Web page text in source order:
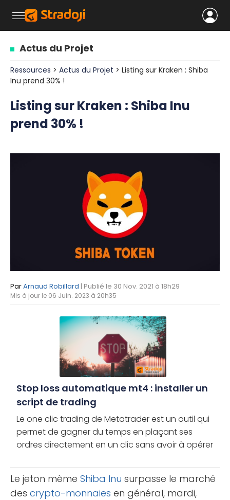
Actus du Projet
Ressources > Actus du Projet > Listing sur Kraken : Shiba
Inu prend 30% !
Listing sur Kraken : Shiba Inu
prend 30% !
ParArnaud Robillard | Publié le 30 Nov. 2021 à 18h29
Mis à jour le 06 Juin. 2023 à 20h35
Stop loss automatique mt4 : installer un
script de trading
Le one clic trading de Metatrader est un outil qui
permet de gagner du temps en plaçant ses
ordres directement en un clic sans avoir à opérer
Le jeton mème Shiba Inu surpasse le marché
des crypto-monnaies en général, mardi,